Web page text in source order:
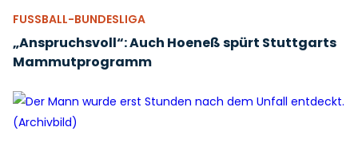
FUSSBALL-BUNDESLIGA
„Anspruchsvoll“: Auch Hoeneß spürt Stuttgarts
Mammutprogramm